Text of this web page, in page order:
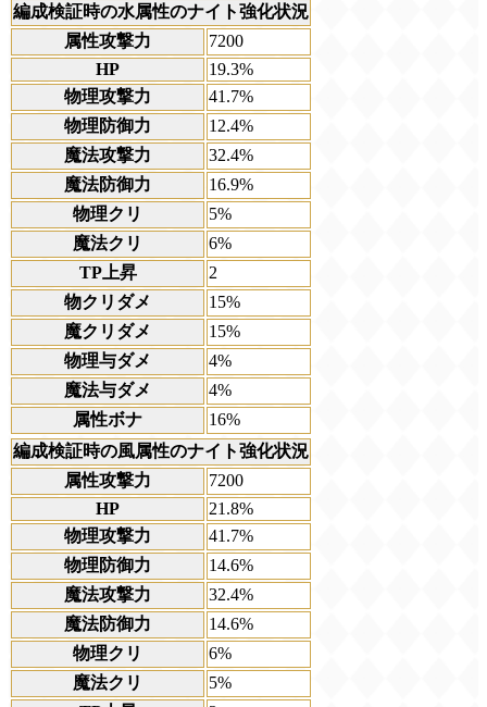
編成検証時の水属性のナイト強化状況
属性攻撃力
7200
HP
19.3%
物理攻撃力
41.7%
物理防御力
12.4%
魔法攻撃力
32.4%
魔法防御力
16.9%
物理クリ
5%
魔法クリ
6%
TP上昇
2
物クリダメ
15%
魔クリダメ
15%
物理与ダメ
4%
魔法与ダメ
4%
属性ボナ
16%
編成検証時の風属性のナイト強化状況
属性攻撃力
7200
HP
21.8%
物理攻撃力
41.7%
物理防御力
14.6%
魔法攻撃力
32.4%
魔法防御力
14.6%
物理クリ
6%
魔法クリ
5%